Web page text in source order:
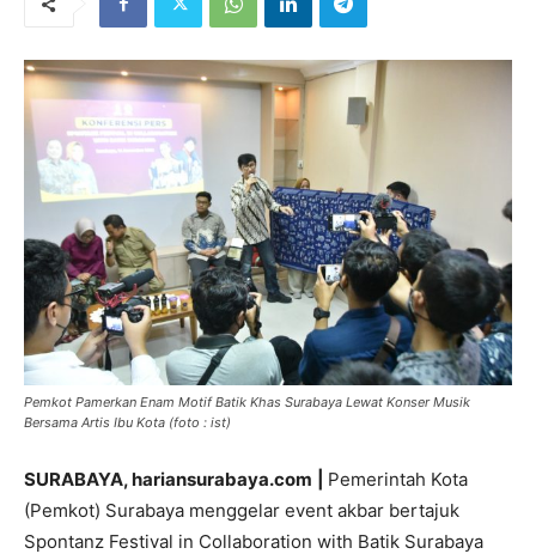
Pemkot Pamerkan Enam Motif Batik Khas Surabaya Lewat Konser Musik
Bersama Artis Ibu Kota (foto : ist)
SURABAYA, hariansurabaya.com
Pemerintah Kota
(Pemkot) Surabaya menggelar event akbar bertajuk
Spontanz Festival in Collaboration with Batik Surabaya